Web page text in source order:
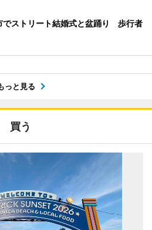
でストリート結婚式と盆踊り 歩行者
っと見る
買う